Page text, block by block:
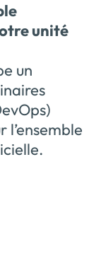
unité
un